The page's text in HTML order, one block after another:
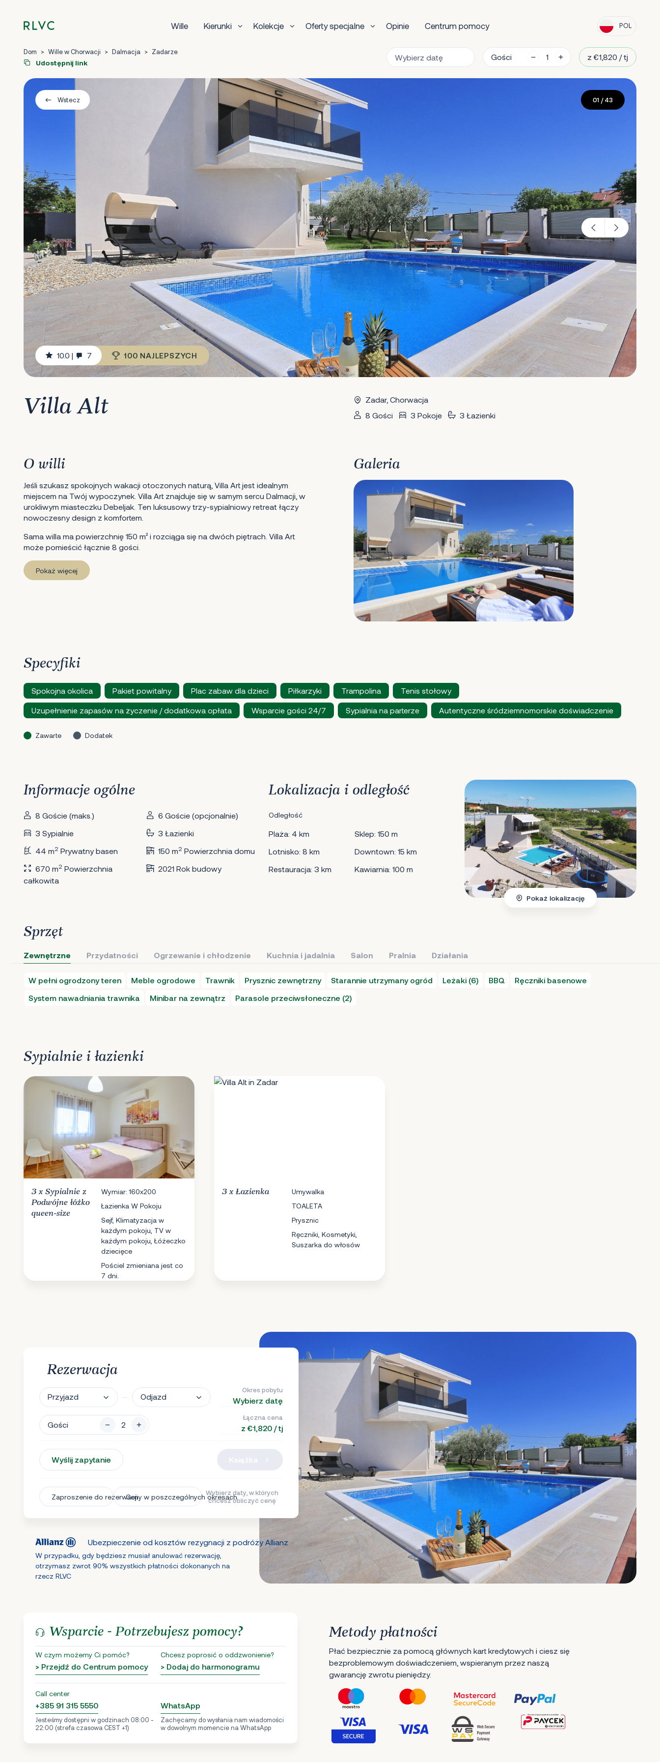
Wille Kierunki Kolekcje Oferty specjalne Opinie Centrum pomocy POL
Dom > Wille w Chorwacji > Dalmacja > Zadarze
Udostępnij link
Gości z €1,820 / tj
Wstecz
10.0 | 7 100 NAJLEPSZYCH
01 / 43
Villa Alt
Zadar, Chorwacja
8 Gości
3 Pokoje 3 Łazienki
O willi
Jeśli szukasz spokojnych wakacji otoczonych naturą, Villa Art jest idealnym
miejscem na Twój wypoczynek. Villa Art znajduje się w samym sercu Dalmacji, w
urokliwym miasteczku Debeljak. Ten luksusowy trzy-sypialniowy retreat łączy
nowoczesny design z komfortem.
Sama willa ma powierzchnię 150 m² i rozciąga się na dwóch piętrach. Villa Art
może pomieścić łącznie 8 gości.
Pokaż więcej
Galeria
Specyfiki
Spokojna okolica Pakiet powitalny Plac zabaw dla dzieci Piłkarzyki Trampolina Tenis stołowy
Uzupełnienie zapasów na życzenie / dodatkowa opłata Wsparcie gości 24/7 Sypialnia na parterze Autentyczne śródziemnomorskie doświadczenie
Zawarte Dodatek
Informacje ogólne
8 Goście (maks.)
6 Goście (opcjonalnie)
3 Sypialnie
3 Łazienki
44 m2 Prywatny basen 150 m2 Powierzchnia domu
670 m2 Powierzchnia
całkowita
2021 Rok budowy
Lokalizacja i odległość
Odległość
Plaża: 4 km
Sklep: 150 m
Lotnisko: 8 km
Downtown: 15 km
Restauracja: 3 km
Kawiarnia: 100 m
Pokaż lokalizację
Sprzęt
Zewnętrzne Przydatności Ogrzewanie i chłodzenie Kuchnia i jadalnia Salon Pralnia Działania
W pełni ogrodzony teren Meble ogrodowe Trawnik Prysznic zewnętrzny Starannie utrzymany ogród Leżaki (6) BBQ
Ręczniki basenowe
System nawadniania trawnika
Minibar na zewnątrz Parasole przeciwsłoneczne (2)
Sypialnie i łazienki
3 x Sypialnie z
Podwójne łóżko
queen-size
Wymiar: 160x200
Łazienka W Pokoju
Sejf, Klimatyzacja w
każdym pokoju, TV w
każdym pokoju, Łóżeczko
dziecięce
Pościel zmieniana jest co
7 dni.
3 x Łazienka
Umywalka
TOALETA
Prysznic
Ręczniki, Kosmetyki,
Suszarka do włosów
Rezerwacja
Przyjazd Odjazd
Okres pobytu
Wybierz datę
Gości
Łączna cena
z €1,820 / tj
Wyślij zapytanie
Zaproszenie do rezerwacjiCeny w poszczególnych okresachWybierz daty, w których
chcesz obliczyć cenę
Ubezpieczenie od kosztów rezygnacji z podróży Allianz
W przypadku, gdy będziesz musiał anulować rezerwację,
otrzymasz zwrot 90% wszystkich płatności dokonanych na
rzecz RLVC
Wsparcie - Potrzebujesz pomocy?
W czym możemy Ci pomóc?
> Przejdź do Centrum pomocy
Chcesz poprosić o oddzwonienie?
> Dodaj do harmonogramu
Call center
+385 91 315 5550
Jesteśmy dostępni w godzinach 08:00 -
22:00 (strefa czasowa CEST +1)
WhatsApp
Zachęcamy do wysłania nam wiadomości
w dowolnym momencie na WhatsApp
Metody płatności
Płać bezpiecznie za pomocą głównych kart kredytowych i ciesz się
bezproblemowym doświadczeniem, wspieranym przez naszą
gwarancję zwrotu pieniędzy.